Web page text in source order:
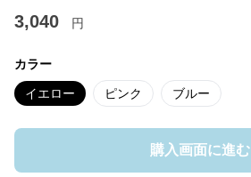
3,040 円
カラー
イエロー ピンク ブルー
購入画面に進む